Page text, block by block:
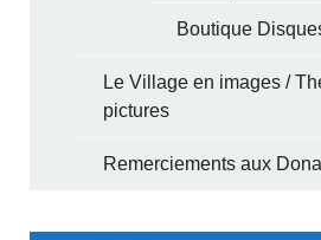
Boutique
Le Village en images /
pictures
Remerciements aux